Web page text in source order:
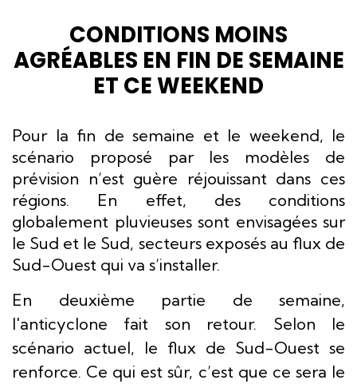
CONDITIONS MOINS
AGRÉABLES EN FIN DE SEMAINE
ET CE WEEKEND
Pour la fin de semaine et le weekend, le
scénario proposé par les modèles de
prévision n’est guère réjouissant dans ces
régions. En effet, des conditions
globalement pluvieuses sont envisagées sur
le Sud et le Sud, secteurs exposés au flux de
Sud-Ouest qui va s’installer.
En deuxième partie de semaine,
l'anticyclone fait son retour. Selon le
scénario actuel, le flux de Sud-Ouest se
renforce. Ce qui est sûr, c’est que ce sera le